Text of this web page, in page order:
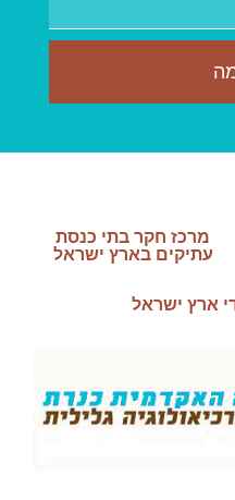
מרכז חקר בתי כנסת
עתיקים בארץ ישראל
ארץ ישראל